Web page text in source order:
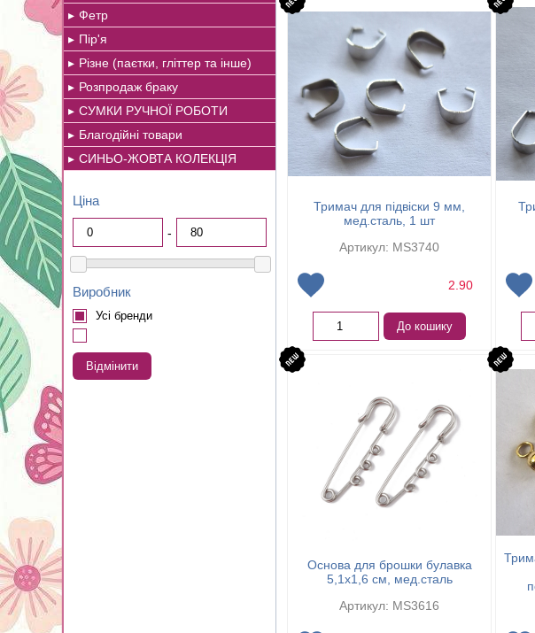
Фетр
Пір'я
Різне (паєтки, гліттер та інше)
Розпродаж браку
СУМКИ РУЧНОЇ РОБОТИ
Благодійні товари
СИНЬО-ЖОВТА КОЛЕКЦІЯ
Ціна
-
Виробник
Усі бренди
Відмінити
Тримач для підвіски 9 мм,
мед.сталь, 1 шт
Артикул: MS3740
2.90
До кошику
Основа для брошки булавка
5,1х1,6 см, мед.сталь
Артикул: MS3616